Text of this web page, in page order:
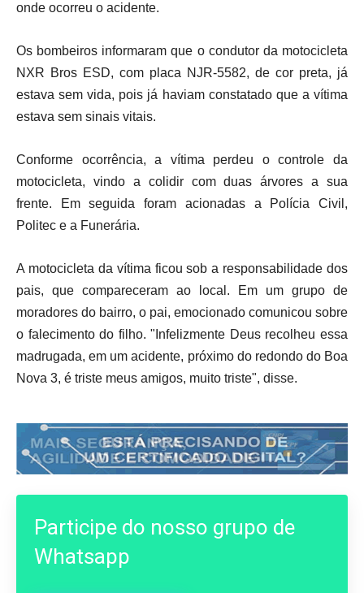
onde ocorreu o acidente.
Os bombeiros informaram que o condutor da motocicleta
NXR Bros ESD, com placa NJR-5582, de cor preta, já
estava sem vida, pois já haviam constatado que a vítima
estava sem sinais vitais.
Conforme ocorrência, a vítima perdeu o controle da
motocicleta, vindo a colidir com duas árvores a sua
frente. Em seguida foram acionadas a Polícia Civil,
Politec e a Funerária.
A motocicleta da vítima ficou sob a responsabilidade dos
pais, que compareceram ao local. Em um grupo de
moradores do bairro, o pai, emocionado comunicou sobre
o falecimento do filho. "Infelizmente Deus recolheu essa
madrugada, em um acidente, próximo do redondo do Boa
Nova 3, é triste meus amigos, muito triste", disse.
Participe do nosso grupo de
Whatsapp